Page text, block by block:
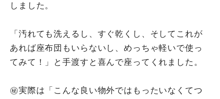
しました。
「汚れても洗えるし、すぐ乾くし、そしてこれが
あれば座布団もいらないし、めっちゃ軽いで使っ
てみて！」と手渡すと喜んで座ってくれました。
㊙実際は「こんな良い物外ではもったいなくてつ